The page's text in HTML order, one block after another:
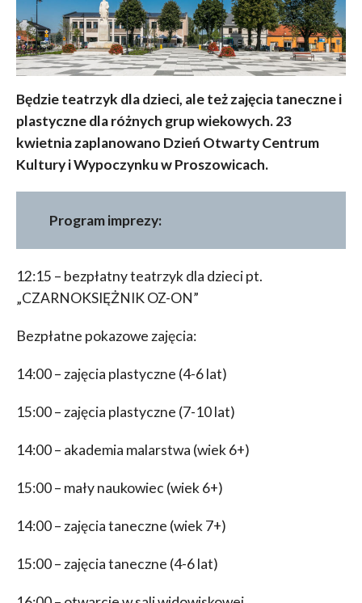
Będzie teatrzyk dla dzieci, ale też zajęcia taneczne i
plastyczne dla różnych grup wiekowych. 23
kwietnia zaplanowano Dzień Otwarty Centrum
Kultury i Wypoczynku w Proszowicach.
Program imprezy:
12:15 – bezpłatny teatrzyk dla dzieci pt.
„CZARNOKSIĘŻNIK OZ-ON”
Bezpłatne pokazowe zajęcia:
14:00 – zajęcia plastyczne (4-6 lat)
15:00 – zajęcia plastyczne (7-10 lat)
14:00 – akademia malarstwa (wiek 6+)
15:00 – mały naukowiec (wiek 6+)
14:00 – zajęcia taneczne (wiek 7+)
15:00 – zajęcia taneczne (4-6 lat)